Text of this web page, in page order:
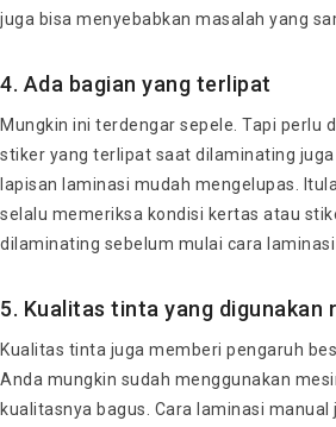
juga bisa menyebabkan masalah yang
4. Ada bagian yang terlipat
Mungkin ini terdengar sepele. Tapi perlu
stiker yang terlipat saat dilaminating
lapisan laminasi mudah mengelupas.
selalu memeriksa kondisi kertas atau
dilaminating sebelum mulai cara laminasi
5. Kualitas tinta yang digunakan
Kualitas tinta juga memberi pengaruh
Anda mungkin sudah menggunakan
kualitasnya bagus. Cara laminasi manual